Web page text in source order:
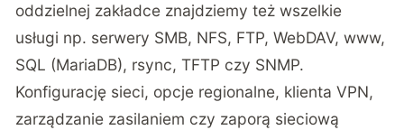
oddzielnej zakładce znajdziemy też wszelkie
usługi np. serwery SMB, NFS, FTP, WebDAV, www,
SQL (MariaDB), rsync, TFTP czy SNMP.
Konfigurację sieci, opcje regionalne, klienta VPN,
zarządzanie zasilaniem czy zaporą sieciową